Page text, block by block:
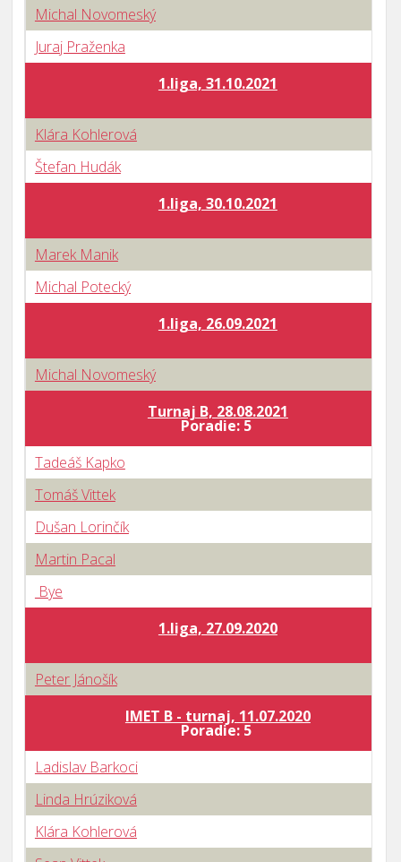
Michal Novomeský
Juraj Praženka
1.liga, 31.10.2021
Klára Kohlerová
Štefan Hudák
1.liga, 30.10.2021
Marek Manik
Michal Potecký
1.liga, 26.09.2021
Michal Novomeský
Turnaj B, 28.08.2021
Poradie: 5
Tadeáš Kapko
Tomáš Vittek
Dušan Lorinčík
Martin Pacal
Bye
1.liga, 27.09.2020
Peter Jánošík
IMET B - turnaj, 11.07.2020
Poradie: 5
Ladislav Barkoci
Linda Hrúziková
Klára Kohlerová